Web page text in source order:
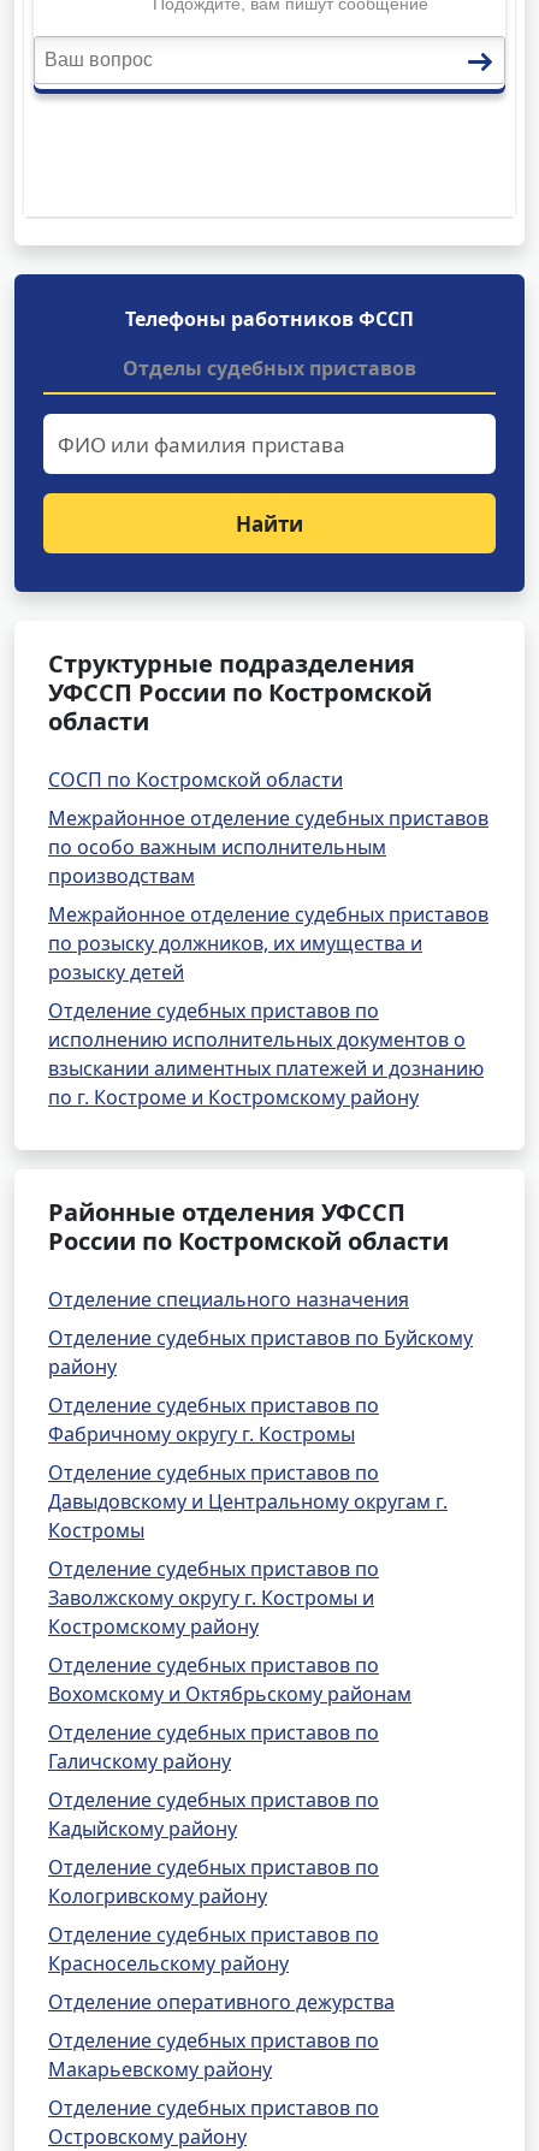
Телефоны работников ФССП
Отделы судебных приставов
Найти
Структурные подразделения
УФССП России по Костромской
области
СОСП по Костромской области
Межрайонное отделение судебных приставов
по особо важным исполнительным
производствам
Межрайонное отделение судебных приставов
по розыску должников, их имущества и
розыску детей
Отделение судебных приставов по
исполнению исполнительных документов о
взыскании алиментных платежей и дознанию
по г. Костроме и Костромскому району
Районные отделения УФССП
России по Костромской области
Отделение специального назначения
Отделение судебных приставов по Буйскому
району
Отделение судебных приставов по
Фабричному округу г. Костромы
Отделение судебных приставов по
Давыдовскому и Центральному округам г.
Костромы
Отделение судебных приставов по
Заволжскому округу г. Костромы и
Костромскому району
Отделение судебных приставов по
Вохомскому и Октябрьскому районам
Отделение судебных приставов по
Галичскому району
Отделение судебных приставов по
Кадыйскому району
Отделение судебных приставов по
Кологривскому району
Отделение судебных приставов по
Красносельскому району
Отделение оперативного дежурства
Отделение судебных приставов по
Макарьевскому району
Отделение судебных приставов по
Островскому району